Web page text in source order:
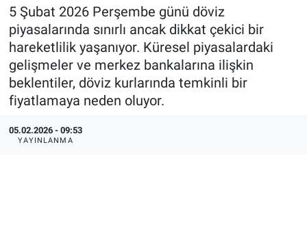
5 Şubat 2026 Perşembe günü döviz
piyasalarında sınırlı ancak dikkat çekici bir
hareketlilik yaşanıyor. Küresel piyasalardaki
gelişmeler ve merkez bankalarına ilişkin
beklentiler, döviz kurlarında temkinli bir
fiyatlamaya neden oluyor.
05.02.2026 - 09:53
YAYINLANMA
Haber Arşivi